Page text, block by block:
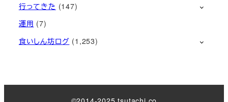
行ってきた (147)
運用 (7)
食いしん坊ログ (1,253)